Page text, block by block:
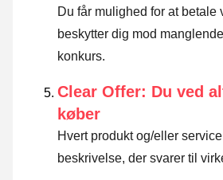
Du får mulighed for at betale
beskytter dig mod
konkurs.
Clear Offer: Du ved
køber
Hvert produkt og/eller
beskrivelse, der svarer til